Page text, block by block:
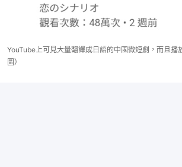
YouTube上可見大量翻譯成日語的中國微短劇，而且播
圖）